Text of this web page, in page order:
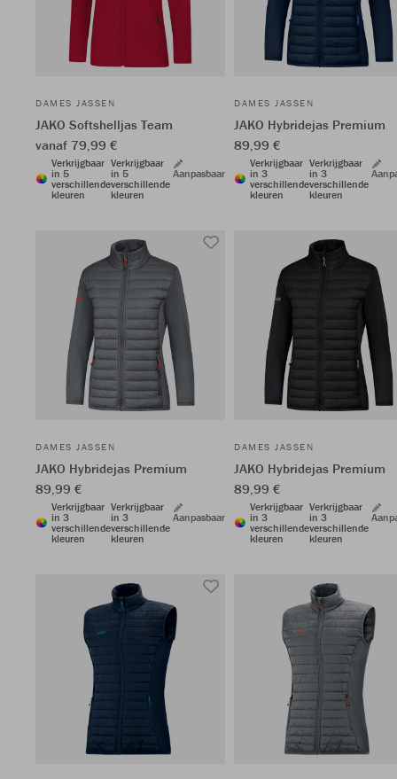
DAMES JASSEN
JAKO Softshelljas Team
vanaf 79,99 €
Verkrijgbaar
in 5
verschillende
kleuren
Verkrijgbaar
in 5
verschillende
kleuren
Aanpasbaar
DAMES JASSEN
JAKO Hybridejas Premium
89,99 €
Verkrijgbaar
in 3
verschillende
kleuren
Verkrijgbaar
in 3
verschillende
kleuren
DAMES JASSEN
JAKO Hybridejas Premium
89,99 €
Verkrijgbaar
in 3
verschillende
kleuren
Verkrijgbaar
in 3
verschillende
kleuren
Aanpasbaar
DAMES JASSEN
JAKO Hybridejas Premium
89,99 €
Verkrijgbaar
in 3
verschillende
kleuren
Verkrijgbaar
in 3
verschillende
kleuren